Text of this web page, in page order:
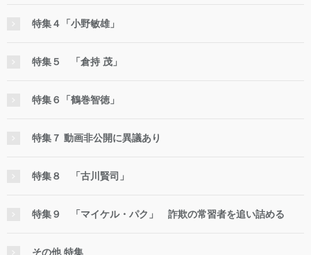
特集４「小野敏雄」
特集５ 「倉持 茂」
特集６「鶴巻智徳」
特集７ 動画非公開に異議あり
特集８ 「古川賢司」
特集９ 「マイケル・パク」 詐欺の常習者を追い詰める
その他 特集